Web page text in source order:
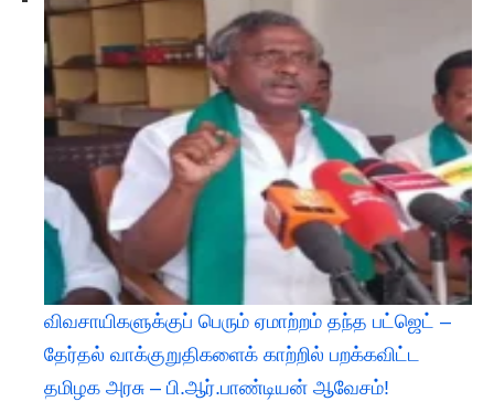
விவசாயிகளுக்குப் பெரும் ஏமாற்றம் தந்த பட்ஜெட் –
தேர்தல் வாக்குறுதிகளைக் காற்றில் பறக்கவிட்ட
தமிழக அரசு – பி.ஆர்.பாண்டியன் ஆவேசம்!